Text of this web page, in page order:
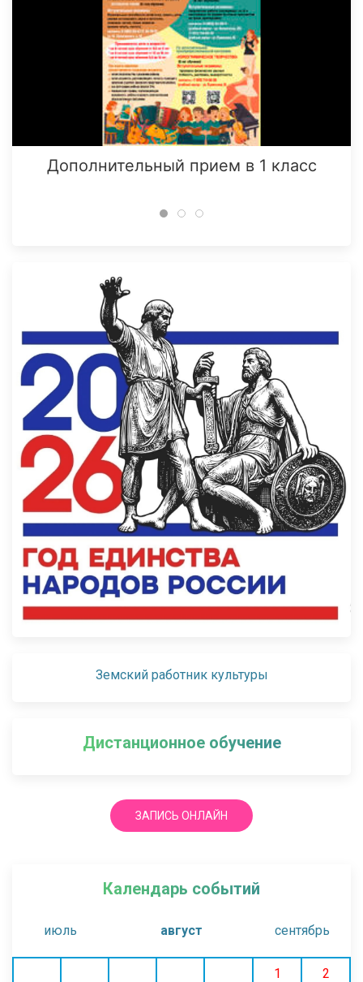
Дополнительный прием в 1 класс
Земский работник культуры
Дистанционное обучение
ЗАПИСЬ ОНЛАЙН
Календарь событий
июль август сентябрь
1 2